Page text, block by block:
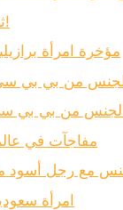
ثنائيات سوداء رائعة!
مؤخرة امرأة
من بي بي
الجنس من بي بي
مفاجآت في عالم
مع رجل أسود
امرأة